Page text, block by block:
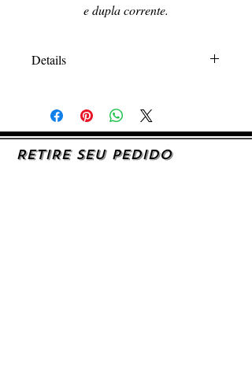
e dupla corrente.
Details
com água, perfume e qualquer outra
substância para que a peça não escureça.
RETIRE SEU PEDIDO